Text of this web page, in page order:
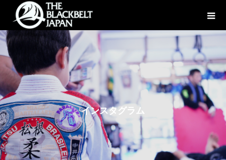
インスタグラ ム